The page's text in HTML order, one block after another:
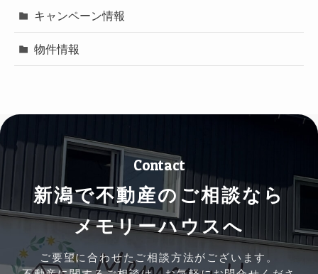
キャンペーン情報
物件情報
Contact
新潟で不動産のご相談なら
メモリーハウスへ
ご要望に合わせたご相談方法がございます。